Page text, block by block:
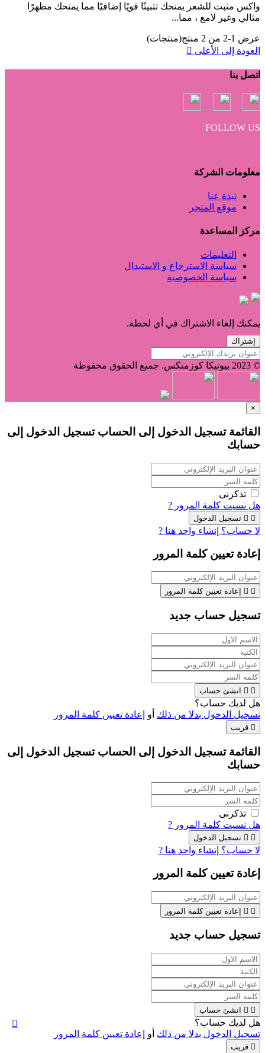
واكس مثبت للشعر يمنحك تثبيتًا قويًا إضافيًا مما يمنحك مظهرًا
مثالي وغير لامع ، مما...
عرض 1-2 من 2 منتج(منتجات)
العودة إلى الأعلى 
اتصل بنا
FOLLOW US
معلومات الشركة
نبذة عنا
موقع المتجر
مركز المساعدة
التعليمات
سياسة الاسترجاع و الاستبدال
سياسة الخصوصية
يمكنك إلغاء الاشتراك في أي لحظة.
إشتراك
© 2023 بيوتيكا كوزمتكس. جميع الحقوق محفوظة
×
القائمة تسجيل الدخول إلى الحسابتسجيل الدخول إلى
حسابك
تذكرنى
هل نسيت كلمة المرور ?
  تسجيل الدخول
لا حساب؟ إنشاء واحد هنا ?
إعادة تعيين كلمة المرور
  إعادة تعيين كلمة المرور
تسجيل حساب جديد
  انشئ حساب
هل لديك حساب؟
تسجيل الدخول بدلا من ذلك أو إعادة تعيين كلمة المرور
 قريب
القائمة تسجيل الدخول إلى الحسابتسجيل الدخول إلى
حسابك
تذكرنى
هل نسيت كلمة المرور ?
  تسجيل الدخول
لا حساب؟ إنشاء واحد هنا ?
إعادة تعيين كلمة المرور
  إعادة تعيين كلمة المرور
تسجيل حساب جديد
  انشئ حساب
هل لديك حساب؟
تسجيل الدخول بدلا من ذلك أو إعادة تعيين كلمة المرور
 قريب
